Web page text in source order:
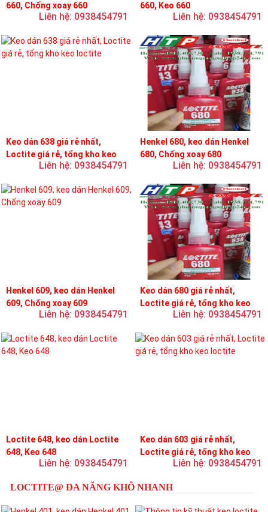
660, Chống xoay 660
Liên hệ: 0938454791
660, Keo 660
Liên hệ: 0938454791
Keo dán 638 giá rẻ nhất,
Loctite giá rẻ, tổng kho keo
Liên hệ: 0938454791
Henkel 680, keo dán Henkel
680, Chống xoay 680
Liên hệ: 0938454791
Henkel 609, keo dán Henkel
609, Chống xoay 609
Liên hệ: 0938454791
Keo dán 680 giá rẻ nhất,
Loctite giá rẻ, tổng kho keo
Liên hệ: 0938454791
Loctite 648, keo dán Loctite
648, Keo 648
Liên hệ: 0938454791
Keo dán 603 giá rẻ nhất,
Loctite giá rẻ, tổng kho keo
Liên hệ: 0938454791
LOCTITE@ ĐA NĂNG KHÔ NHANH